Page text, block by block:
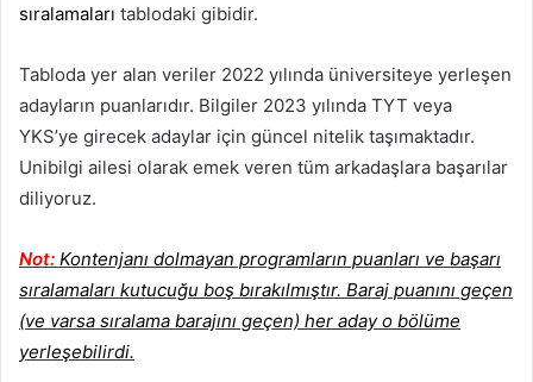
sıralamaları tablodaki gibidir.
Tabloda yer alan veriler 2022 yılında üniversiteye yerleşen
adayların puanlarıdır. Bilgiler 2023 yılında TYT veya
YKS’ye girecek adaylar için güncel nitelik taşımaktadır.
Unibilgi ailesi olarak emek veren tüm arkadaşlara başarılar
diliyoruz.
Not: Kontenjanı dolmayan programların puanları ve başarı
sıralamaları kutucuğu boş bırakılmıştır. Baraj puanını geçen
(ve varsa sıralama barajını geçen) her aday o bölüme
yerleşebilirdi.